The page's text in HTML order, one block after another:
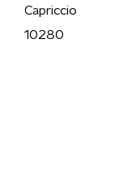
Capriccio
10280